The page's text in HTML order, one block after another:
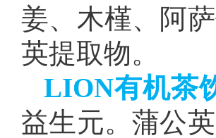
姜、木槿、阿
英提取物。
LION有机茶
益生元。蒲公